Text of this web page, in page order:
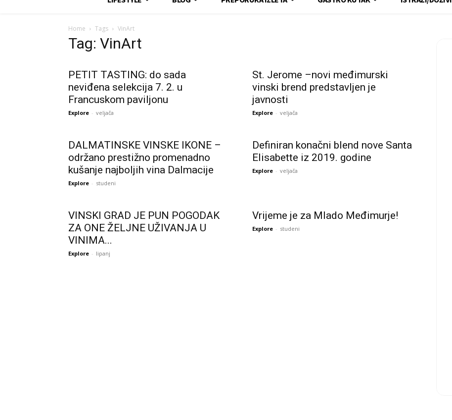
Home Tags VinArt
Tag: VinArt
PETIT TASTING: do sada
neviđena selekcija 7. 2. u
Francuskom paviljonu
Explore - veljača
St. Jerome –novi međimurski
vinski brend predstavljen je
javnosti
Explore - veljača
DALMATINSKE VINSKE IKONE –
održano prestižno promenadno
kušanje najboljih vina Dalmacije
Explore - studeni
Definiran konačni blend nove Santa
Elisabette iz 2019. godine
Explore - veljača
VINSKI GRAD JE PUN POGODAK
ZA ONE ŽELJNE UŽIVANJA U
VINIMA...
Explore - lipanj
Vrijeme je za Mlado Međimurje!
Explore - studeni